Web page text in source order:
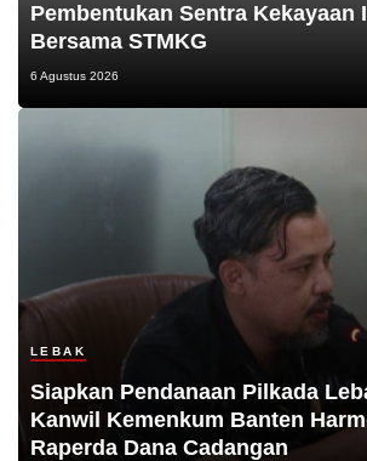
Pembentukan Sentra Kekayaan
Bersama STMKG
6 Agustus 2026
LEBAK
Siapkan Pendanaan Pilkada
Kanwil Kemenkum Banten
Raperda Dana Cadangan